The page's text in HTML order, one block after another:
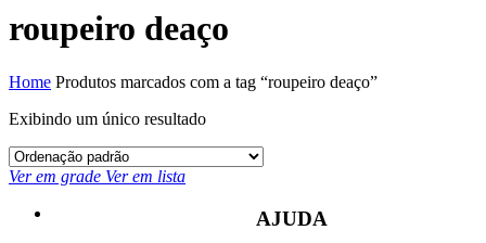
roupeiro deaço
Home Produtos marcados com a tag “roupeiro deaço”
Exibindo um único resultado
Ver em grade Ver em lista
AJUDA